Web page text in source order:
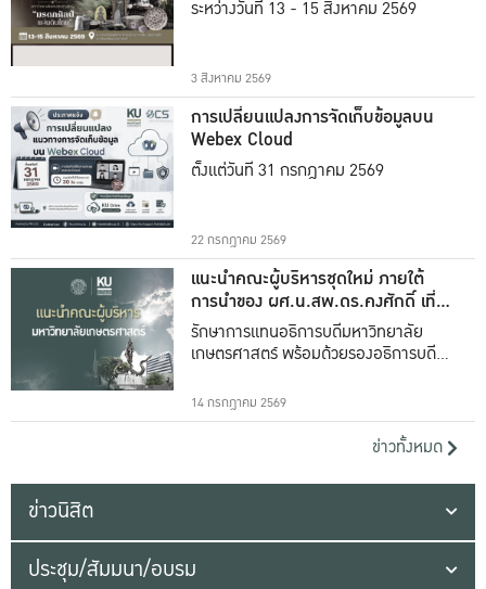
ระหว่างวันที่ 13 - 15 สิงหาคม 2569
3 สิงหาคม 2569
การเปลี่ยนแปลงการจัดเก็บข้อมูลบน
Webex Cloud
ตั้งแต่วันที่ 31 กรกฎาคม 2569
22 กรกฎาคม 2569
แนะนำคณะผู้บริหารชุดใหม่ ภายใต้
การนำของ ผศ.น.สพ.ดร.คงศักดิ์ เที่ยง
ธรรม
รักษาการแทนอธิการบดีมหาวิทยาลัย
เกษตรศาสตร์ พร้อมด้วยรองอธิการบดีทั้ง
14 กรกฎาคม 2569
ข่าวทั้งหมด
ข่าวนิสิต
ประชุม/สัมมนา/อบรม